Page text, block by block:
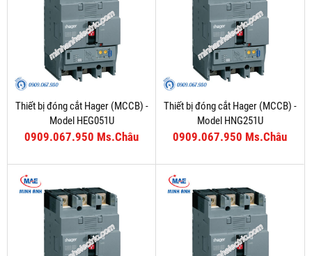
Thiết bị đóng cắt Hager (MCCB) -
Model HEG051U
0909.067.950 Ms.Châu
Thiết bị đóng cắt Hager (MCCB) -
Model HNG251U
0909.067.950 Ms.Châu